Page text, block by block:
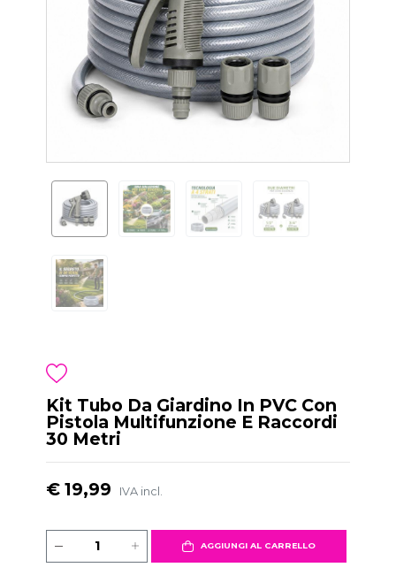
Kit Tubo Da Giardino In PVC Con
Pistola Multifunzione E Raccordi
30 Metri
€ 19,99 IVA incl.
AGGIUNGI AL CARRELLO